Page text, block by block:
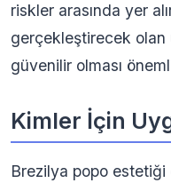
riskler arasında yer
gerçekleştirecek olan
güvenilir olması
Kimler İçin
Brezilya popo estetiği